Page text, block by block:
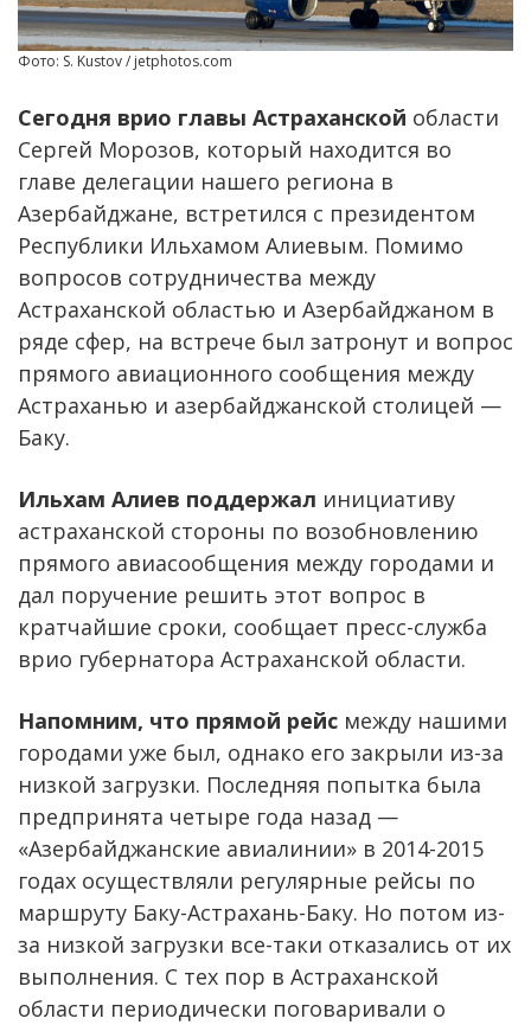
Фото: S. Kustov / jetphotos.com
Сегодня врио главы Астраханской области
Сергей Морозов, который находится во
главе делегации нашего региона в
Азербайджане, встретился с президентом
Республики Ильхамом Алиевым. Помимо
вопросов сотрудничества между
Астраханской областью и Азербайджаном в
ряде сфер, на встрече был затронут и вопрос
прямого авиационного сообщения между
Астраханью и азербайджанской столицей —
Баку.
Ильхам Алиев поддержал инициативу
астраханской стороны по возобновлению
прямого авиасообщения между городами и
дал поручение решить этот вопрос в
кратчайшие сроки, сообщает пресс-служба
врио губернатора Астраханской области.
Напомним, что прямой рейс между нашими
городами уже был, однако его закрыли из-за
низкой загрузки. Последняя попытка была
предпринята четыре года назад —
«Азербайджанские авиалинии» в 2014-2015
годах осуществляли регулярные рейсы по
маршруту Баку-Астрахань-Баку. Но потом из-
за низкой загрузки все-таки отказались от их
выполнения. С тех пор в Астраханской
области периодически поговаривали о